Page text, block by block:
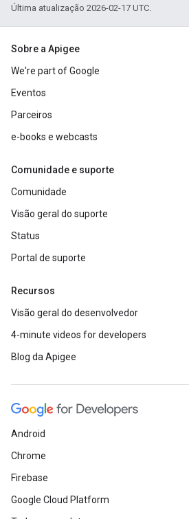
Última atualização 2026-02-17 UTC.
Sobre a Apigee
We're part of Google
Eventos
Parceiros
e-books e webcasts
Comunidade e suporte
Comunidade
Visão geral do suporte
Status
Portal de suporte
Recursos
Visão geral do desenvolvedor
4-minute videos for developers
Blog da Apigee
Android
Chrome
Firebase
Google Cloud Platform